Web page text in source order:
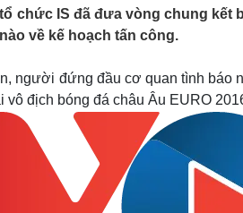
Quân sự - Quốc phòng
Vũ khí
Phân tích
Thể
Thế
eSports
Hậu
Đời sống
Nhà đẹp
Tình yêu - Gia đình
Sân
Văn học
Âm
chức IS đã đưa vòng chung kết
về kế hoạch tấn công.
người đứng đầu cơ quan tình
vô địch bóng đá châu Âu EURO